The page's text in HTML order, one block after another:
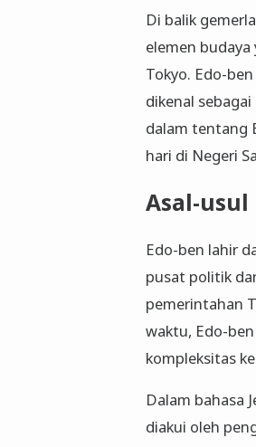
Di balik
elemen
Tokyo. Edo-
dikenal
dalam tentang
hari di Negeri
Asal-usul
Edo-ben lahir
pusat politik
pemerintahan
waktu, Edo-
kompleksitas
Dalam bahasa
diakui oleh